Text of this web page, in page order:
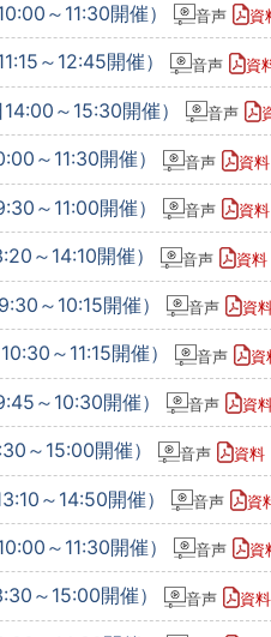
～11:30開催） 音声 資
～12:45開催） 音声 資
～15:30開催） 音声
～11:30開催） 音声 資料
～11:00開催） 音声 資料
～14:10開催） 音声 資料
～10:15開催） 音声 資
～11:15開催） 音声 資
～10:30開催） 音声 資
～15:00開催） 音声 資料
～14:50開催） 音声 資
～11:30開催） 音声 資
～15:00開催） 音声 資料